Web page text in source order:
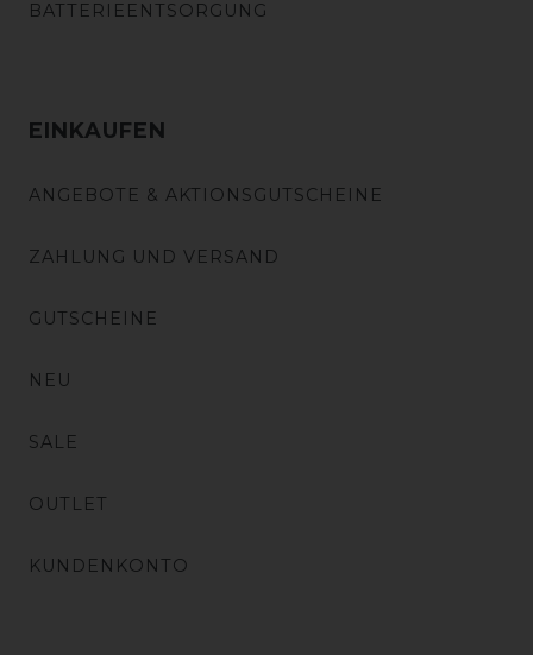
BATTERIEENTSORGUNG
EINKAUFEN
ANGEBOTE & AKTIONSGUTSCHEINE
ZAHLUNG UND VERSAND
GUTSCHEINE
NEU
SALE
OUTLET
KUNDENKONTO